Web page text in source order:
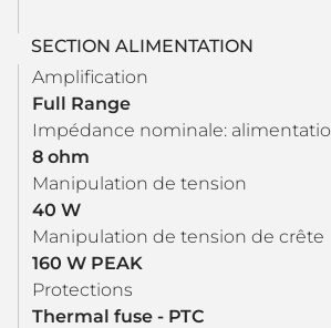
SECTION ALIMENTATION
Amplification
Full Range
Impédance nominale:
8 ohm
Manipulation de tension
40 W
Manipulation de tension de crête
160 W PEAK
Protections
Thermal fuse - PTC